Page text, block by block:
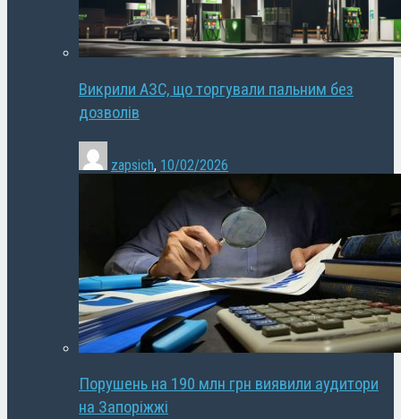
Викрили АЗС, що торгували пальним без
дозволів
zapsich, 10/02/2026
Порушень на 190 млн грн виявили аудитори
на Запоріжжі